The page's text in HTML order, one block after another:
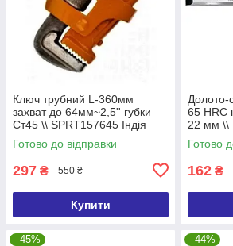
Ключ трубний L-360мм
захват до 64мм~2,5'' губки
Ст45 \\ SPRT157645 Індія
Готово до відправки
297 ₴ 550 ₴
Купити
Долото-
65 HRC
22 мм \\
Готово
162 ₴
–45% –44%